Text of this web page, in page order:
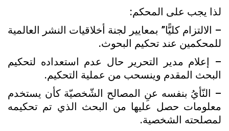
لذا يجب على المحکم:
– الالتزام کليًّا” بمعايير لجنة أخلاقيات النشر العالمية
للمحکمين عند تحکيم البحوث.
– إعلام مدير التحرير حال عدم استعداده لتحکيم
البحث المقدم وينسحب من عملية التحکيم.
– النّأيُ بنفسه عنِ المصالح الشّخصيّة کأن يستخدم
معلومات حصل عليها من البحث الذي تم تحکيمه
لمصلحته الشخصية.